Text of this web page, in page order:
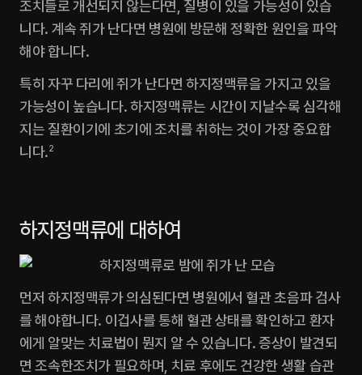
조치들로 개선되지 않는다면, 질병이 있을 가능성이 있습
니다. 계속 쥐가 난다면 병원에 방문해 정확한 원인을 파악
해야 합니다.
특히 자꾸 다리에 쥐가 난다면 하지정맥류을 가지고 있을
가능성이 높습니다. 하지정맥류는 시간이 지날수록 심각해
지는 질환이기에 초기에 조치를 취하는 것이 가장 중요합
니다.2
하지정맥류에 대하여
먼저 하지정맥류가 의심된다면 병원에서 혈관 초음파 검사
를 해야합니다. 이겁사를 통해 혈관 상태를 확인하고 환자
에게 알맞는 치료법이 뭔지 알 수 있습니다. 증상이 발견되
면 조속한조치가 필요하며, 치료 후에도 건강한 생활 습관